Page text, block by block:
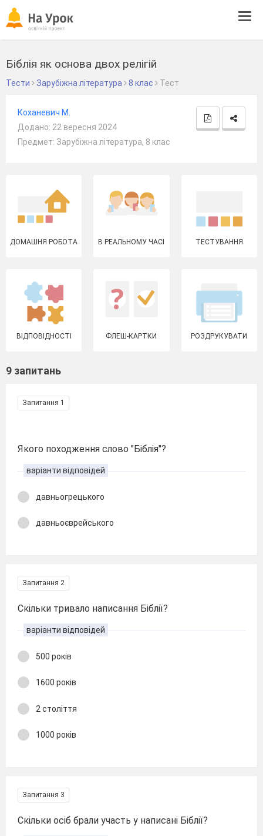
Біблія як основа двох релігій
Тести Зарубіжна література 8 клас Тест
Коханевич М.
Додано: 22 вересня 2024
Предмет: Зарубіжна література, 8 клас
ДОМАШНЯ РОБОТА В РЕАЛЬНОМУ ЧАСІ ТЕСТУВАННЯ
ВІДПОВІДНОСТІ ФЛЕШ-КАРТКИ РОЗДРУКУВАТИ
9 запитань
Запитання 1
Якого походження слово "Біблія"?
варіанти відповідей
давньогрецького
давньоєврейського
Запитання 2
Скільки тривало написання Біблії?
варіанти відповідей
500 років
1600 років
2 століття
1000 років
Запитання 3
Скільки осіб брали участь у написані Біблії?